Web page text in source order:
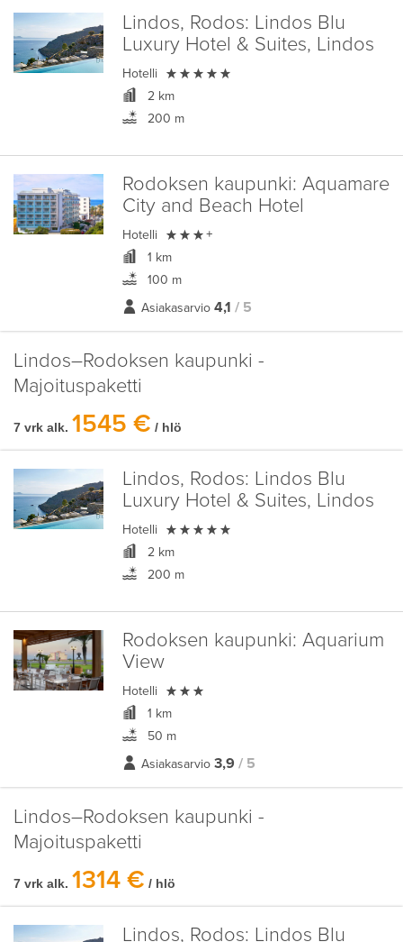
Lindos, Rodos: Lindos Blu
Luxury Hotel & Suites, Lindos
Hotelli 
2 km
200 m
Rodoksen kaupunki: Aquamare
City and Beach Hotel
Hotelli  +
1 km
100 m
Asiakasarvio 4,1 / 5
Lindos–Rodoksen kaupunki -
Majoituspaketti
7 vrk alk. 1545 € / hlö
Lindos, Rodos: Lindos Blu
Luxury Hotel & Suites, Lindos
Hotelli 
2 km
200 m
Rodoksen kaupunki: Aquarium
View
Hotelli 
1 km
50 m
Asiakasarvio 3,9 / 5
Lindos–Rodoksen kaupunki -
Majoituspaketti
7 vrk alk. 1314 € / hlö
Lindos, Rodos: Lindos Blu